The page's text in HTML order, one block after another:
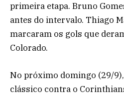
primeira etapa. Bruno
antes do intervalo. Thiago
marcaram os gols que
Colorado.
No próximo domingo (29/9),
clássico contra o